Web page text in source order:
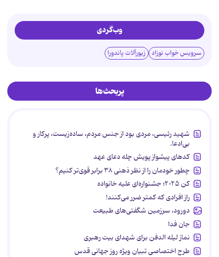
وب‌گردی
سرویس خواب نوزاد زیورآلات پاندورا
پربحث‌ها
شهید رئیسی، مردی بود از جنس مردم، ساده‌زیست، پرکار و
بی‌ادعا.
کدهای پیشواز پویش چله دعای عهد
چطور خودمان را از نظر ذهنی ۳۸ برابر قوی‌تر کنیم؟
کن ۲۰۲۵؛ جشنواره‌ای علیه خانواده
راز افرادی که کمتر ضرر می‌کنند!
دورود، سرزمین شگفتی‌های طبیعت
جان فدا
نماز لیله الدفن برای شهدای بیت رهبری
طرح اختصاصی تبیان ویژه روز جهانی قدس